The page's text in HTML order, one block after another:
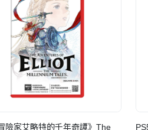
險家艾略特的千年奇譚》The